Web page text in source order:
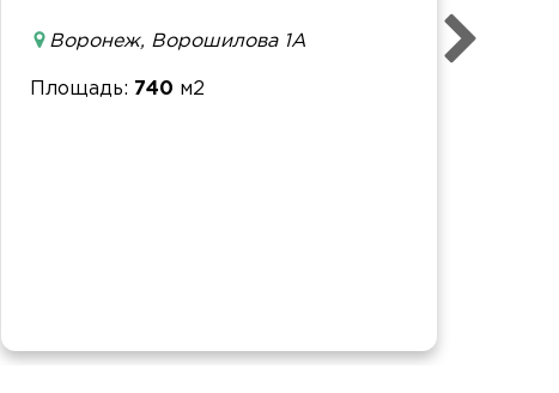
Воронеж, Ворошилова 1А
Площадь 740 м2